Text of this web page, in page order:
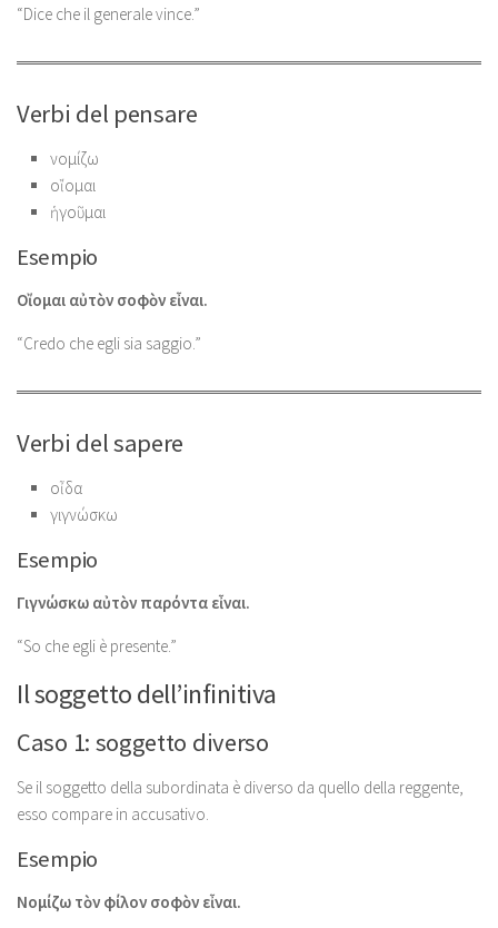
“Dice che il generale vince.”
Verbi del pensare
νομίζω
οἴομαι
ἡγοῦμαι
Esempio
Οἴομαι αὐτὸν σοφὸν εἶναι.
“Credo che egli sia saggio.”
Verbi del sapere
οἶδα
γιγνώσκω
Esempio
Γιγνώσκω αὐτὸν παρόντα εἶναι.
“So che egli è presente.”
Il soggetto dell’infinitiva
Caso 1: soggetto diverso
Se il soggetto della subordinata è diverso da quello della reggente,
esso compare in accusativo.
Esempio
Νομίζω τὸν φίλον σοφὸν εἶναι.